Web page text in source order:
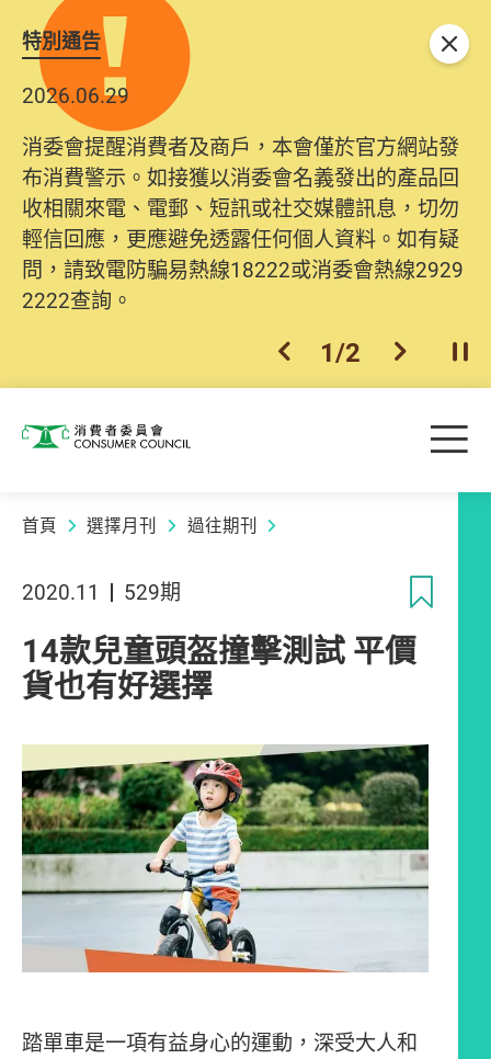
特別通告
2026.06.29
消委會提醒消費者及商戶，本會僅於官方網站發
布消費警示。如接獲以消委會名義發出的產品回
收相關來電、電郵、短訊或社交媒體訊息，切勿
輕信回應，更應避免透露任何個人資料。如有疑
問，請致電防騙易熱線18222或消委會熱線2929
2222查詢。
上一個
1/2 下一個開
關閉
消費者委員會 目
首頁 選擇月刊 過往期刊
2020.11 529期
14款兒童頭盔撞擊測試 平價
貨也有好選擇
踏單車是一項有益身心的運動，深受大人和